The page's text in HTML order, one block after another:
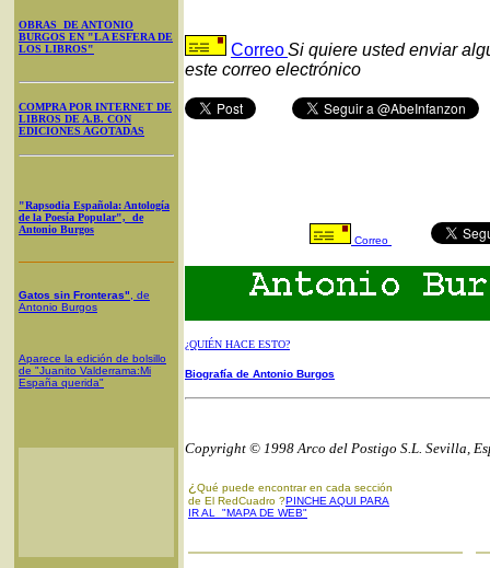
OBRAS DE ANTONIO
BURGOS EN "LA ESFERA DE
LOS LIBROS"
COMPRA POR INTERNET DE
LIBROS DE A.B. CON
EDICIONES AGOTADAS
"Rapsodia Española: Antología
de la Poesía Popular", de
Antonio Burgos
Gatos sin Fronteras" , de
Antonio Burgos
Aparece la edición de bolsillo
de "Juanito Valderrama:Mi
España querida"
CorreoSi quiere usted enviar
este correo electrónico
Correo
¿QUIÉN HACE ESTO?
Biografía de Antonio Burgos
Copyright © 1998 Arco del Postigo S.L. Sevilla,
¿ Qué puede encontrar en cada sección
de El RedCuadro ?PINCHE AQUI PARA
IR AL "MAPA DE WEB"